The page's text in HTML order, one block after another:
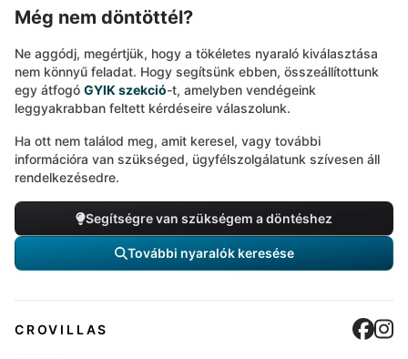
Még nem döntöttél?
Ne aggódj, megértjük, hogy a tökéletes nyaraló kiválasztása
nem könnyű feladat. Hogy segítsünk ebben, összeállítottunk
egy átfogó GYIK szekció-t, amelyben vendégeink
leggyakrabban feltett kérdéseire válaszolunk.
Ha ott nem találod meg, amit keresel, vagy további
információra van szükséged, ügyfélszolgálatunk szívesen áll
rendelkezésedre.
Segítségre van szükségem a döntéshez
További nyaralók keresése
CROVILLAS